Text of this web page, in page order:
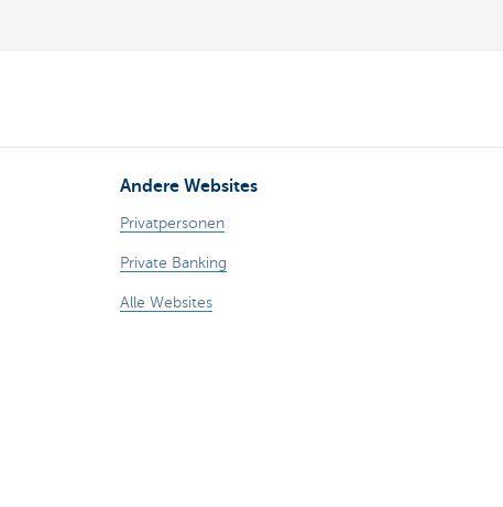
Andere Websites
Privatpersonen
Private Banking
Alle Websites